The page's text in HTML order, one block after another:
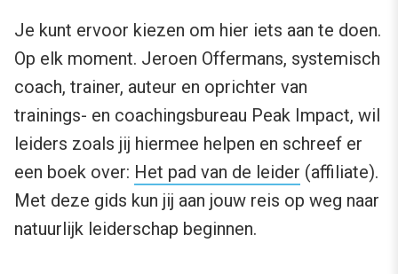
Je kunt ervoor kiezen om hier iets aan te doen.
Op elk moment. Jeroen Offermans, systemisch
coach, trainer, auteur en oprichter van
trainings- en coachingsbureau Peak Impact, wil
leiders zoals jij hiermee helpen en schreef er
een boek over: Het pad van de leider (affiliate).
Met deze gids kun jij aan jouw reis op weg naar
natuurlijk leiderschap beginnen.